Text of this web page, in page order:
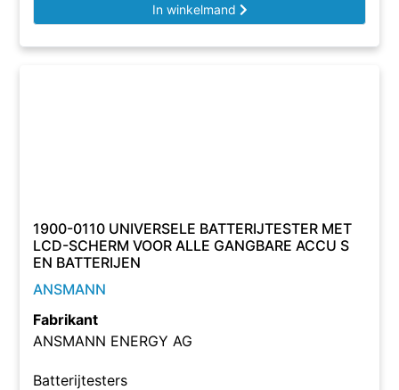
In winkelmand
1900-0110 UNIVERSELE BATTERIJTESTER MET
LCD-SCHERM VOOR ALLE GANGBARE ACCU S
EN BATTERIJEN
ANSMANN
Fabrikant
ANSMANN ENERGY AG
Batterijtesters